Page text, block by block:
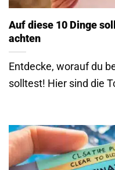
Auf diese 10 Dinge
achten
Entdecke, worauf du
solltest! Hier sind die